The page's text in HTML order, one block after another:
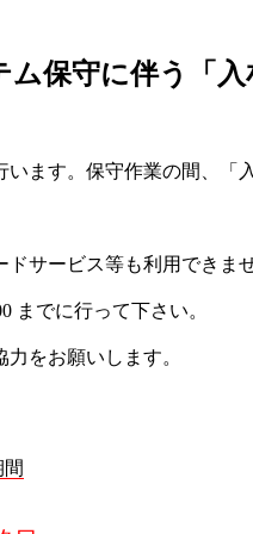
ム保守に伴う「
ます。保守作業の間、「
サービス等も利用できま
までに行って下さい。
をお願いします。